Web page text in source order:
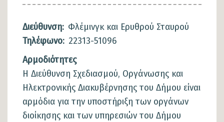
Διεύθυνση: Φλέμινγκ και Ερυθρού Σταυρού
Τηλέφωνο: 22313-51096
Αρμοδιότητες
Η Διεύθυνση Σχεδιασμού, Οργάνωσης και
Ηλεκτρονικής Διακυβέρνησης του Δήμου είναι
αρμόδια για την υποστήριξη των οργάνων
διοίκησης και των υπηρεσιών του Δήμου